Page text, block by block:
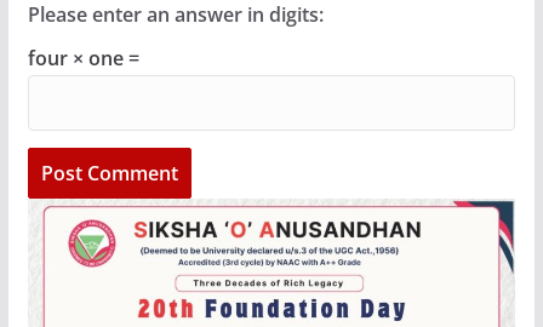
Please enter an answer in digits:
four × one =